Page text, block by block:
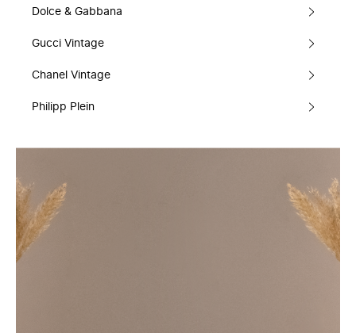
Dolce & Gabbana
Gucci Vintage
Chanel Vintage
Philipp Plein